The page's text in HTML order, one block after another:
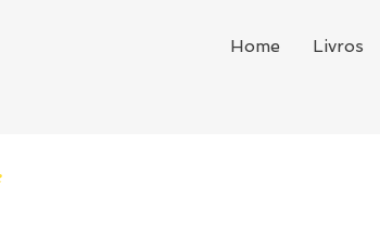
Home Livros